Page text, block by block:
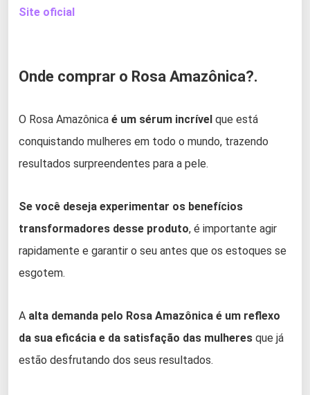
Site oficial
Onde comprar o Rosa Amazônica?.
O Rosa Amazônica é um sérum incrível que está
conquistando mulheres em todo o mundo, trazendo
resultados surpreendentes para a pele.
Se você deseja experimentar os benefícios
transformadores desse produto, é importante agir
rapidamente e garantir o seu antes que os estoques se
esgotem.
A alta demanda pelo Rosa Amazônica é um reflexo
da sua eficácia e da satisfação das mulheres que já
estão desfrutando dos seus resultados.